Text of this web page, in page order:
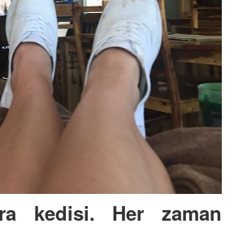
kedisi. Her zaman